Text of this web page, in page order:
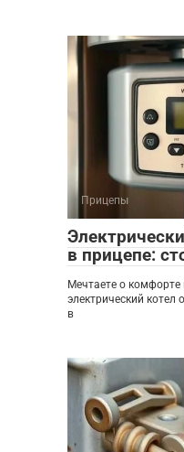
Прицепы
в прицепе:
Мечтаете о комфорте
электрический котел
в